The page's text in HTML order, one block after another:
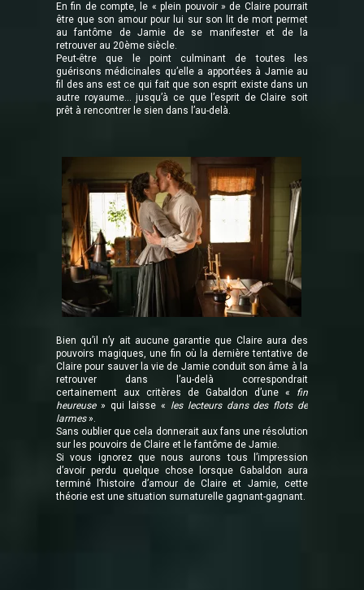
En fin de compte, le « plein pouvoir » de Claire pourrait
être que son amour pour lui sur son lit de mort permet
au fantôme de Jamie de se manifester et de la
retrouver au 20ème siècle.
Peut-être que le point culminant de toutes les
guérisons médicinales qu’elle a apportées à Jamie au
fil des ans est ce qui fait que son esprit existe dans un
autre royaume... jusqu’à ce que l’esprit de Claire soit
prêt à rencontrer le sien dans l’au-delà.
Bien qu’il n’y ait aucune garantie que Claire aura des
pouvoirs magiques, une fin où la dernière tentative de
Claire pour sauver la vie de Jamie conduit son âme à la
retrouver dans l’au-delà correspondrait
certainement aux critères de Gabaldon d’une « fin
heureuse » qui laisse « les lecteurs dans des flots de
larmes».
Sans oublier que cela donnerait aux fans une résolution
sur les pouvoirs de Claire et le fantôme de Jamie.
Si vous ignorez que nous aurons tous l’impression
d’avoir perdu quelque chose lorsque Gabaldon aura
terminé l’histoire d’amour de Claire et Jamie, cette
théorie est une situation surnaturelle gagnant-gagnant.